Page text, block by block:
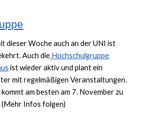
dieser Woche auch an der UNI ist
Auch die Hochschulgruppe
ist wieder aktiv und plant ein
mit regelmäßigen Veranstaltungen.
am besten am 7. November zu
Infos folgen)